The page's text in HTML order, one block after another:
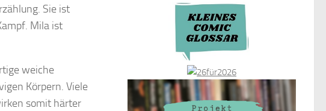
Sie ist
Mila ist
weiche
Körpern. Viele
somit härter